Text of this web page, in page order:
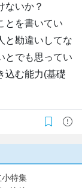
ないか？
とを書いてい
と勘違いしてな
とでも思ってい
込む能力(基礎